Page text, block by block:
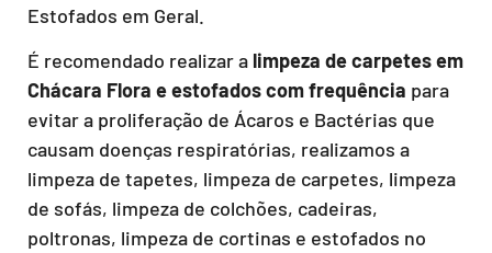
Estofados em Geral.
É recomendado realizar a limpeza de carpetes em
Chácara Flora e estofados com frequência para
evitar a proliferação de Ácaros e Bactérias que
causam doenças respiratórias, realizamos a
limpeza de tapetes, limpeza de carpetes, limpeza
de sofás, limpeza de colchões, cadeiras,
poltronas, limpeza de cortinas e estofados no